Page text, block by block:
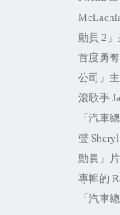
動員 2
首度勇
公司」
滾歌手
「汽車
聲
動員」
專輯的
「汽車